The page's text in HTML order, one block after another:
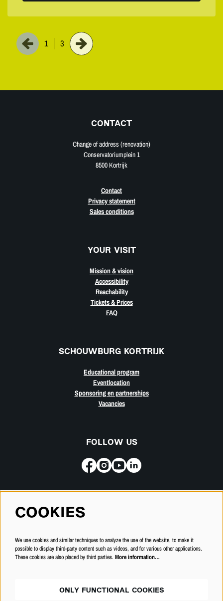
1 3
CONTACT
Change of address (renovation)
Conservatoriumplein 1
8500 Kortrijk
Contact
Privacy statement
Sales conditions
YOUR VISIT
Mission & vision
Accessibility
Reachability
Tickets & Prices
FAQ
SCHOUWBURG KORTRIJK
Educational program
Eventlocation
Sponsoring en partnerships
Vacancies
FOLLOW US
Subscribe for our newsletter
SUBSCRIBE
COOKIES
We use cookies and similar techniques to analyze the use of the website, to make it
possible to display third-party content such as videos, and for various other applications.
These cookies are also placed by third parties. More information…
ONLY FUNCTIONAL COOKIES